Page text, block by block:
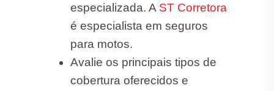
especializada. A ST Corretora
é especialista em seguros
para motos.
Avalie os principais tipos de
cobertura oferecidos e